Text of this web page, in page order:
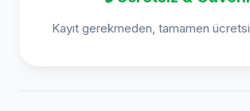
Kayıt gerekmeden, tamamen